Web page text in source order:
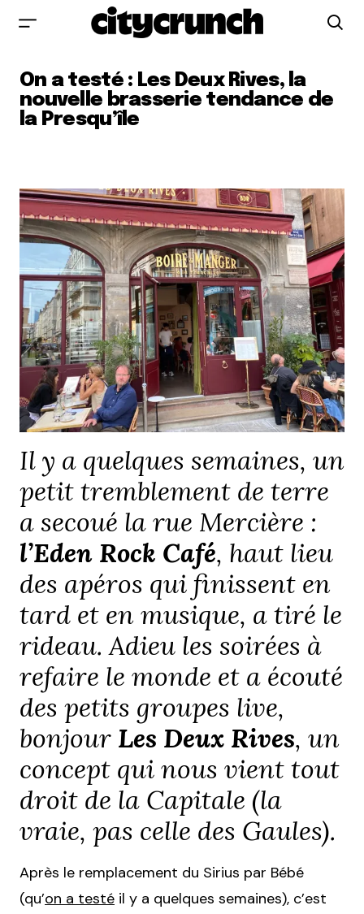
On a testé : Les Deux Rives, la
nouvelle brasserie tendance de
la Presqu’île
Il y a quelques semaines, un
petit tremblement de terre
a secoué la rue Mercière :
l’Eden Rock Café, haut lieu
des apéros qui finissent en
tard et en musique, a tiré le
rideau. Adieu les soirées à
refaire le monde et a écouté
des petits groupes live,
bonjour Les Deux Rives, un
concept qui nous vient tout
droit de la Capitale (la
vraie, pas celle des Gaules).
Après le remplacement du Sirius par Bébé
(qu’on a testé il y a quelques semaines), c’est